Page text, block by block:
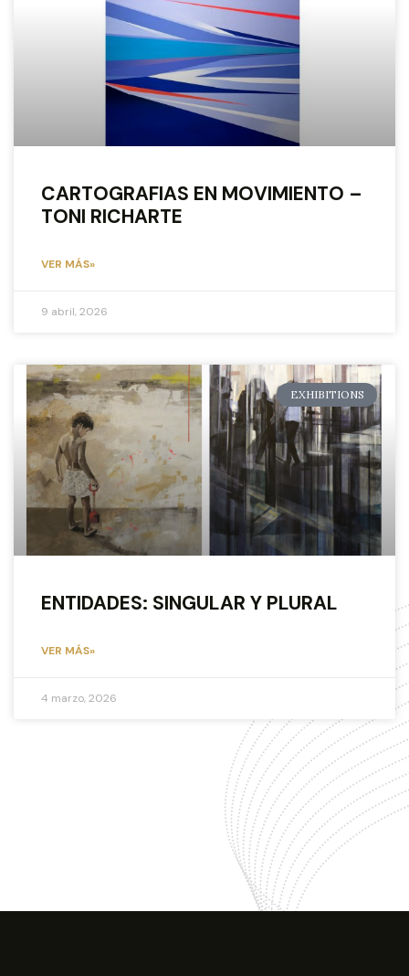
CARTOGRAFIAS EN MOVIMIENTO –
TONI RICHARTE
VER MÁS»
9 abril, 2026
EXHIBITIONS
ENTIDADES: SINGULAR Y PLURAL
VER MÁS»
4 marzo, 2026